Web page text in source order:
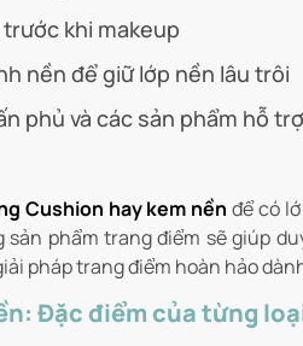
khi makeup
nền để giữ lớp nền lâu trôi
phủ và các sản phẩm hỗ
Cushion hay kem nền để có
phẩm trang điểm sẽ giúp
pháp trang điểm hoàn hảo
Đặc điểm của từng